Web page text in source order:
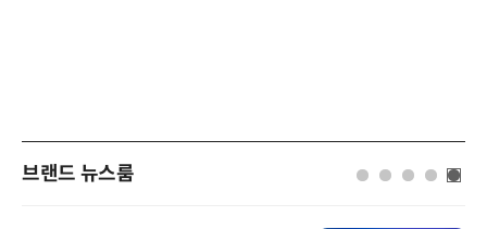
브랜드 뉴스룸